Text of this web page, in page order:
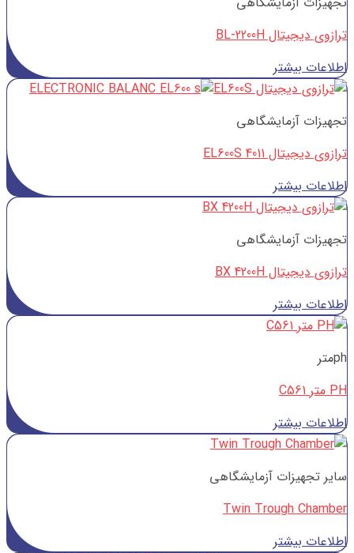
ترازوی دیجیتال BL-2200H
اطلاعات بیشتر
تجهیزات آزمایشگاهی
ترازوی دیجیتال EL600S 4011
اطلاعات بیشتر
تجهیزات آزمایشگاهی
ترازوی دیجیتال BX 4200H
اطلاعات بیشتر
phمتر
PH متر C561
اطلاعات بیشتر
سایر تجهیزات آزمایشگاهی
Twin Trough Chamber
اطلاعات بیشتر